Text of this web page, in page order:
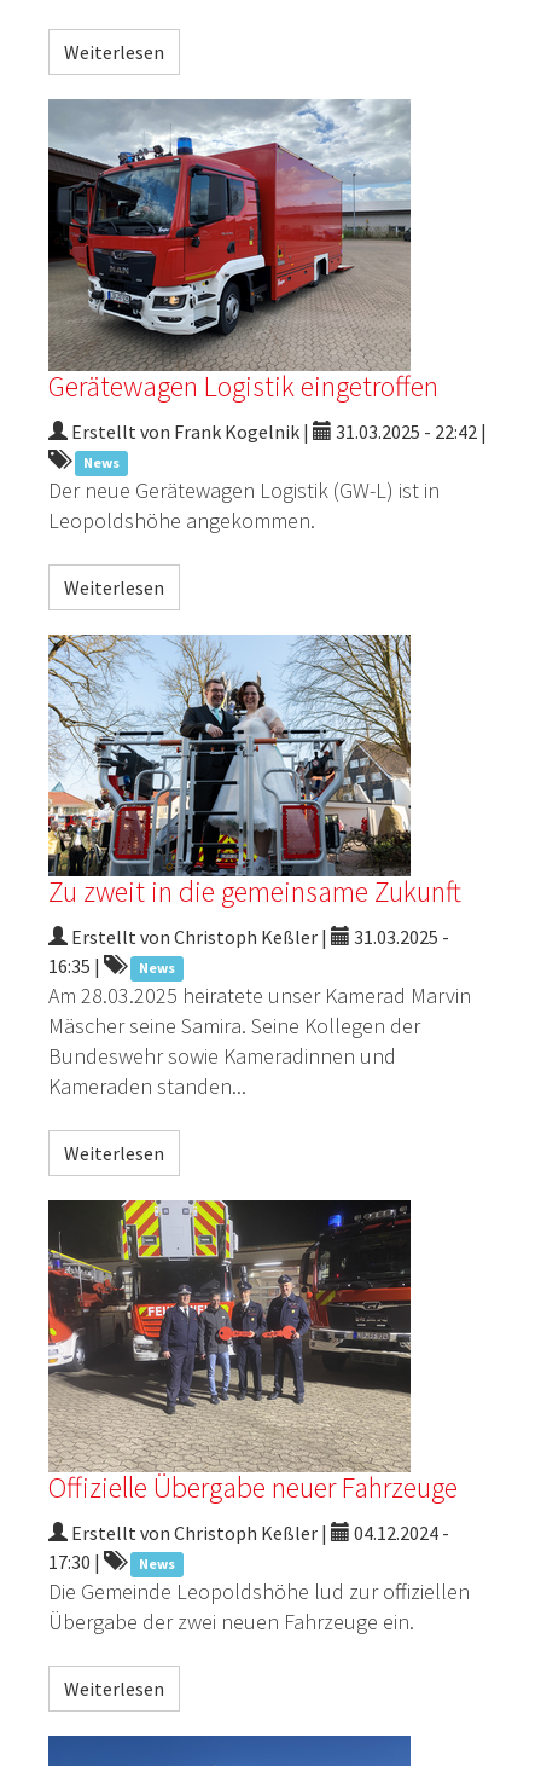
Weiterlesen
Gerätewagen Logistik eingetroffen
Erstellt von Frank Kogelnik | 31.03.2025 - 22:42 |
News
Der neue Gerätewagen Logistik (GW-L) ist in
Leopoldshöhe angekommen.
Weiterlesen
Zu zweit in die gemeinsame Zukunft
Erstellt von Christoph Keßler |
31.03.2025 -
16:35 | News
Am 28.03.2025 heiratete unser Kamerad Marvin
Mäscher seine Samira. Seine Kollegen der
Bundeswehr sowie Kameradinnen und
Kameraden standen...
Weiterlesen
Offizielle Übergabe neuer Fahrzeuge
Erstellt von Christoph Keßler |
04.12.2024 -
17:30 | News
Die Gemeinde Leopoldshöhe lud zur offiziellen
Übergabe der zwei neuen Fahrzeuge ein.
Weiterlesen